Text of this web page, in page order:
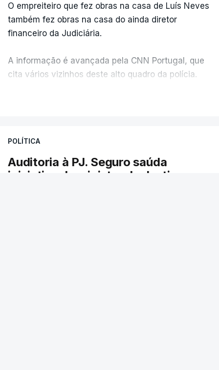
O empreiteiro que fez obras na casa de Luís Neves
também fez obras na casa do ainda diretor
financeiro da Judiciária.
A informação é avançada pela CNN Portugal, que
cita vários vizinhos deste alto quadro da polícia.
apreendido numa operação de droga.
POLÍTICA
Auditoria à PJ. Seguro saúda
iniciativa da ministra da Justiça